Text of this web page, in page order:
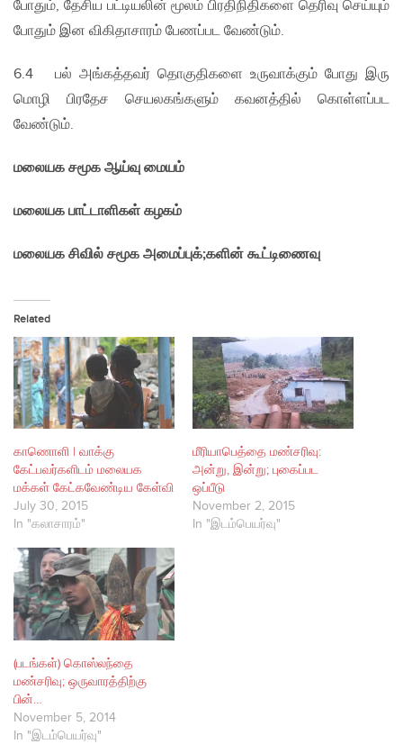
போதும், தேசிய பட்டியலின் மூலம் பிரதிநிதிகளை தெரிவு செய்யும்
போதும் இன விகிதாசாரம் பேணப்பட வேண்டும்.
6.4 பல் அங்கத்தவர் தொகுதிகளை உருவாக்கும் போது இரு
மொழி பிரதேச செயலகங்களும் கவனத்தில் கொள்ளப்பட
வேண்டும்.
மலையக சமூக ஆய்வு மையம்
மலையக பாட்டாளிகள் கழகம்
மலையக சிவில் சமூக அமைப்புக்;களின் கூட்டிணைவு
Related
காணொளி | வாக்கு
கேட்பவர்களிடம் மலையக
மக்கள் கேட்கவேண்டிய கேள்வி
July 30, 2015
In "கலாசாரம்"
மீரியாபெத்தை மண்சரிவு:
அன்று, இன்று; புகைப்பட
ஒப்பீடு
November 2, 2015
In "இடம்பெயர்வு"
(படங்கள்) கொஸ்லந்தை
மண்சரிவு; ஒருவாரத்திற்கு
பின்…
November 5, 2014
In "இடம்பெயர்வு"